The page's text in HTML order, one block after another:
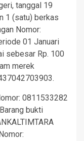
tanggal 19
1 (satu) berkas
Nomor:
01 Januari
sebesar Rp. 100
merek
0811533282
bukti